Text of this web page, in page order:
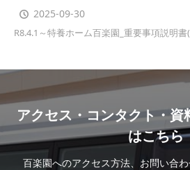
2025-09-30
R8.4.1～特養ホーム百楽園_重要事項説明
アクセス・コンタクト・資
はこちら
百楽園へのアクセス方法、お問い合